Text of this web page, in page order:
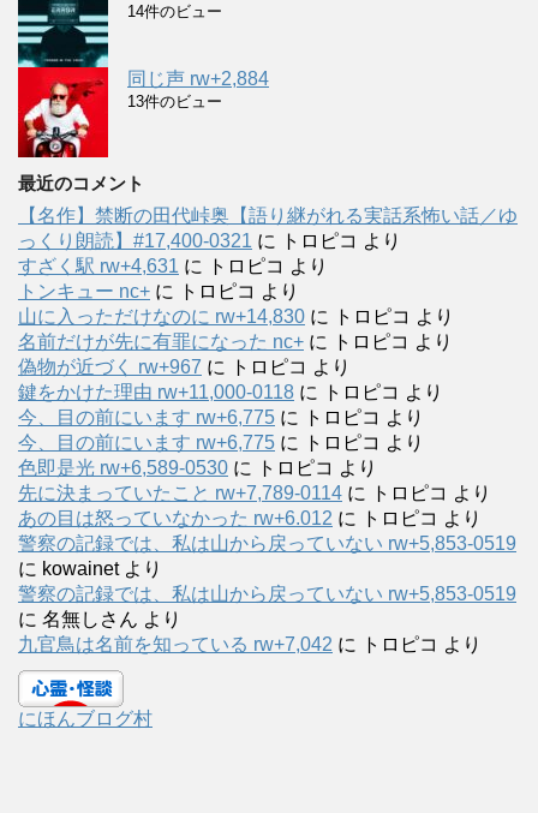
14件のビュー
同じ声 rw+2,884
13件のビュー
最近のコメント
【名作】禁断の田代峠奥【語り継がれる実話系怖い話／ゆ
っくり朗読】#17,400-0321 に トロピコ より
すざく駅 rw+4,631 に トロピコ より
トンキュー nc+ に トロピコ より
山に入っただけなのに rw+14,830 に トロピコ より
名前だけが先に有罪になった nc+ に トロピコ より
偽物が近づく rw+967 に トロピコ より
鍵をかけた理由 rw+11,000-0118 に トロピコ より
今、目の前にいます rw+6,775 に トロピコ より
今、目の前にいます rw+6,775 に トロピコ より
色即是光 rw+6,589-0530 に トロピコ より
先に決まっていたこと rw+7,789-0114 に トロピコ より
あの目は怒っていなかった rw+6.012 に トロピコ より
警察の記録では、私は山から戻っていない rw+5,853-0519
に kowainetより
警察の記録では、私は山から戻っていない rw+5,853-0519
に 名無しさん より
九官鳥は名前を知っている rw+7,042 に トロピコ より
にほんブログ村